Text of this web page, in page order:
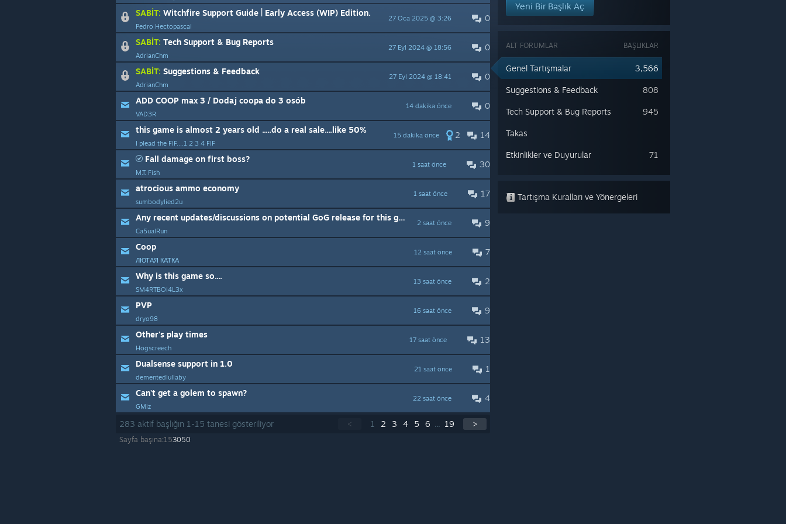
0
27 Oca 2025 @ 3:26
SABİT: Witchfire Support Guide | Early Access (WIP) Edition.
Pedro Hectopascal
0
27 Eyl 2024 @ 18:56
SABİT: Tech Support & Bug Reports
AdrianChm
0
27 Eyl 2024 @ 18:41
SABİT: Suggestions & Feedback
AdrianChm
0
14 dakika önce
ADD COOP max 3 / Dodaj coopa do 3 osób
VAD3R
14
2
15 dakika önce
this game is almost 2 years old .....do a real sale....like 50%
I plead the FIF....1 2 3 4 FIF
30
1 saat önce
Fall damage on first boss?
M.T. Fish
17
1 saat önce
atrocious ammo economy
sumbodylied2u
9
2 saat önce
Any recent updates/discussions on potential GoG release for this game?
Ca5ualRun
7
12 saat önce
Coop
ЛЮТАЯ КАТКА
2
13 saat önce
Why is this game so....
SM4RTBOi4L3x
9
16 saat önce
PVP
dryo98
13
17 saat önce
Other's play times
Hogscreech
1
21 saat önce
Dualsense support in 1.0
dementedlullaby
4
22 saat önce
Can't get a golem to spawn?
GMiz
< 1 2 3 4 5 6 ... 19 >
283 aktif başlığın 1 -15 tanesi gösteriliyor
Sayfa başına:153050
Yeni Bir Başlık Aç
BAŞLIKLAR
ALT FORUMLAR
3,566
Genel Tartışmalar
808
Suggestions & Feedback
945
Tech Support & Bug Reports
Takas
71
Etkinlikler ve Duyurular
Tartışma Kuralları ve Yönergeleri